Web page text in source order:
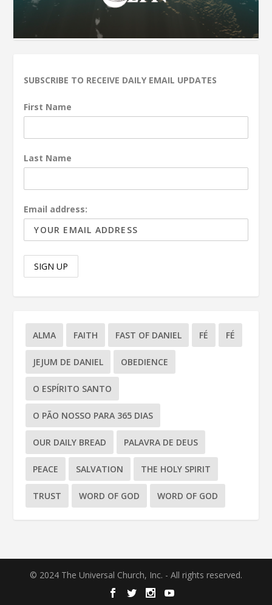
SUBSCRIBE TO RECEIVE DAILY EMAIL UPDATES
First Name
Last Name
Email address:
ALMA FAITH FAST OF DANIEL FÉ FÉ
JEJUM DE DANIEL OBEDIENCE
O ESPÍRITO SANTO
O PÃO NOSSO PARA 365 DIAS
OUR DAILY BREAD PALAVRA DE DEUS
PEACE SALVATION THE HOLY SPIRIT
TRUST WORD OF GOD WORD OF GOD
© 2024 The Universal Church, Inc. - All rights reserved.